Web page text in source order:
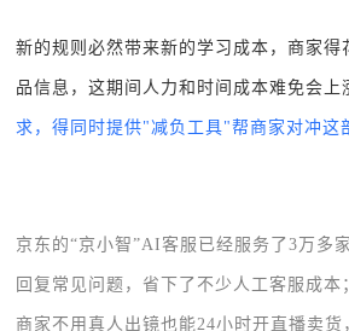
新的规则必然带来新的学习成本，商家得
品信息，这期间人力和时间成本难免会上
求，得同时提供"减负工具"帮商家对冲这
京东的“京小智”AI客服已经服务了3万多
回复常见问题，省下了不少人工客服成本
商家不用真人出镜也能24小时开直播卖